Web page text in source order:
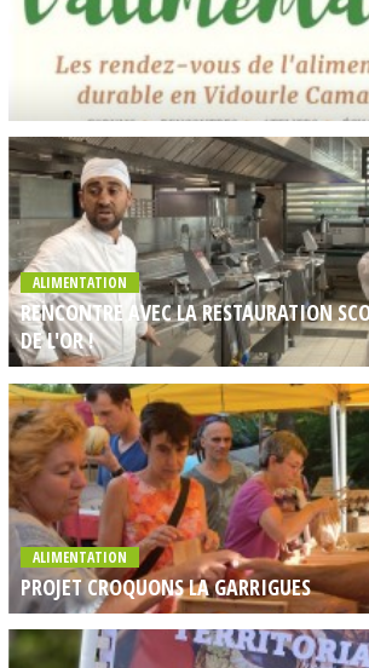
ALIMENTATION
RENCONTRE AVEC LA RESTAURATION
DE L'OR !
ALIMENTATION
PROJET CROQUONS LA GARRIGUES